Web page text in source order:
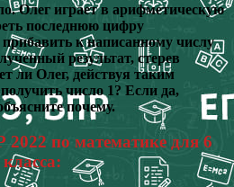
Олег играет в арифметическую
последнюю цифру
к написанному числу
результат, стерев
ли Олег, действуя таким
число 1? Если да,
почему.
по математике для 6
класса: